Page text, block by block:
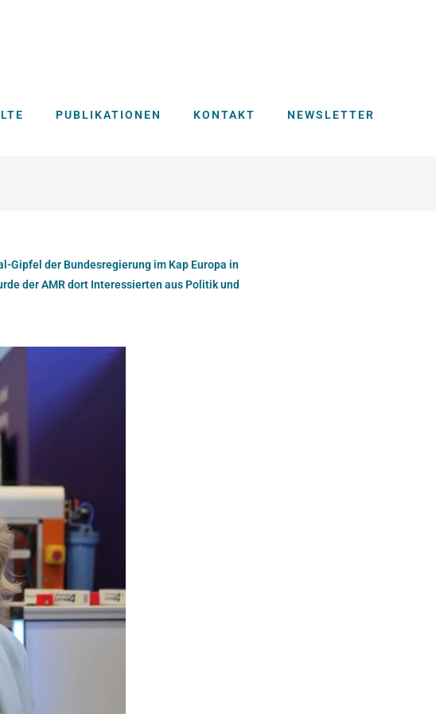
PUBLIKATIONEN KONTAKT NEWSLETTER
Gipfel der Bundesregierung im Kap Europa in
der AMR dort Interessierten aus Politik und